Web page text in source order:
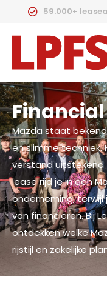
59.000+
Mazda staat
en slimme techniek.
verstand uitstekend
lease rijd je in een
onderneming,
van financieren. Bij
ontdekken welke
rijstijl en zakelijke